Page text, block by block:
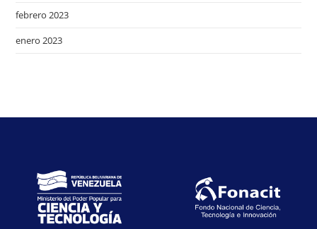
febrero 2023
enero 2023